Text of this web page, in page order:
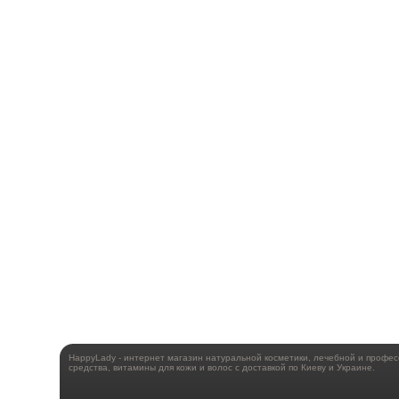
HappyLady - интернет магазин натуральной косметики, лечебной и
средства, витамины для кожи и волос с доставкой по Киеву и Украине.